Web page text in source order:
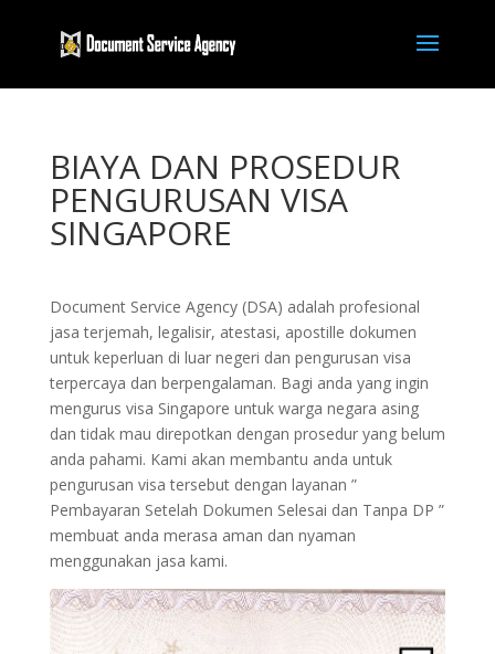
BIAYA DAN PROSEDUR
PENGURUSAN VISA
SINGAPORE
Document Service Agency (DSA) adalah profesional
jasa terjemah, legalisir, atestasi, apostille dokumen
untuk keperluan di luar negeri dan pengurusan visa
terpercaya dan berpengalaman. Bagi anda yang ingin
mengurus visa Singapore untuk warga negara asing
dan tidak mau direpotkan dengan prosedur yang belum
anda pahami. Kami akan membantu anda untuk
pengurusan visa tersebut dengan layanan ”
Pembayaran Setelah Dokumen Selesai dan Tanpa DP ”
membuat anda merasa aman dan nyaman
menggunakan jasa kami.